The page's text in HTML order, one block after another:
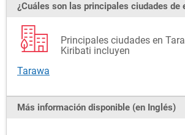
¿Cuáles son las principales ciudades de
Principales ciudades en
Kiribati incluyen
Tarawa
Más información disponible (en Inglés)